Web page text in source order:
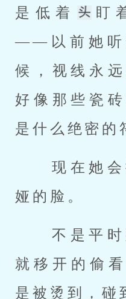
是低着
盯
——以前她听
候，视线永
好像那些瓷
是什么绝密的
娅的脸。
就移开的偷
是被烫到，碰